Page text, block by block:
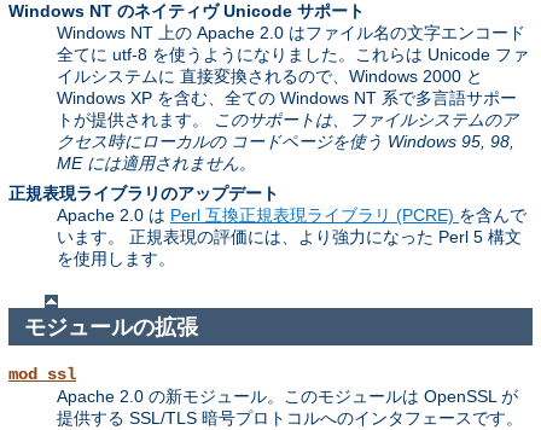
Windows NT のネイティヴ Unicode サポート
Windows NT 上の Apache 2.0 はファイル名の文字エンコード
全てに utf-8 を使うようになりました。これらは Unicode ファ
イルシステムに 直接変換されるので、Windows 2000 と
Windows XP を含む、全ての Windows NT 系で多言語サポー
トが提供されます。
このサポートは、ファイルシステムのア
クセス時にローカルの コードページを使う Windows 95, 98,
ME には適用されません。
正規表現ライブラリのアップデート
Apache 2.0 は Perl 互換正規表現ライブラリ (PCRE) を含んで
います。 正規表現の評価には、より強力になった Perl 5 構文
を使用します。
モジュールの拡張
mod_ssl
Apache 2.0 の新モジュール。このモジュールは OpenSSL が
提供する SSL/TLS 暗号プロトコルへのインタフェースです。